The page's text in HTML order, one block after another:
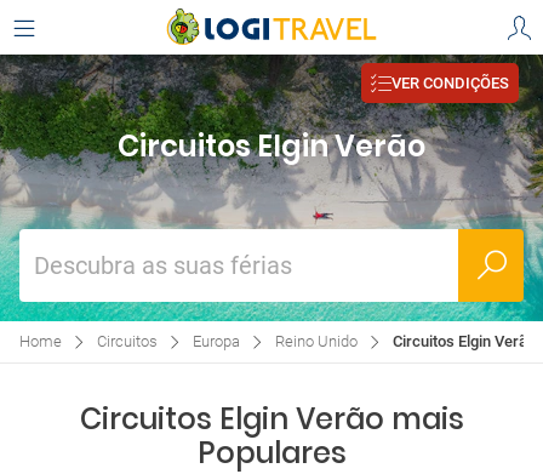
VER CONDIÇÕES
Circuitos Elgin Verão
Descubra as suas férias
Home Circuitos Europa Reino Unido Circuitos Elgin Verão
Circuitos Elgin Verão mais
Populares